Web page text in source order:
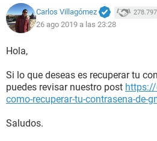
Carlos Villagómez 278.797
26 ago 2019 a las 23:28
Hola,
Si lo que deseas es recuperar tu
puedes revisar nuestro post
como-recuperar-tu-contrasena-de-
Saludos.